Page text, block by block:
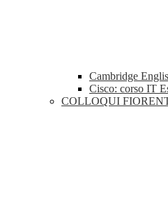
Cambridge
Cisco: corso IT
COLLOQUI